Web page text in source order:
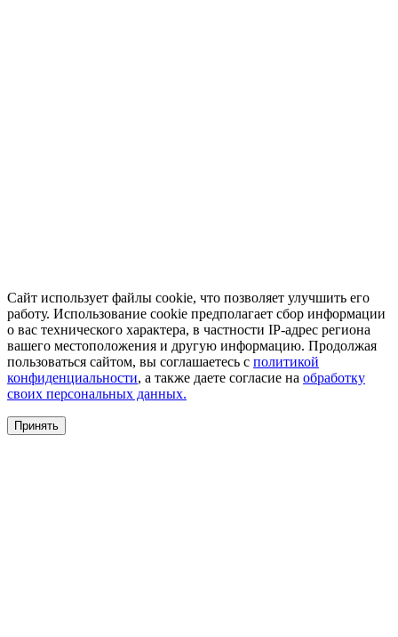
Сайт использует файлы cookie, что позволяет улучшить его
работу. Использование cookie предполагает сбор информации
о вас технического характера, в частности IP-адрес региона
вашего местоположения и другую информацию. Продолжая
пользоваться сайтом, вы соглашаетесь с политикой
конфиденциальности, а также даете согласие на обработку
своих персональных данных.
Принять